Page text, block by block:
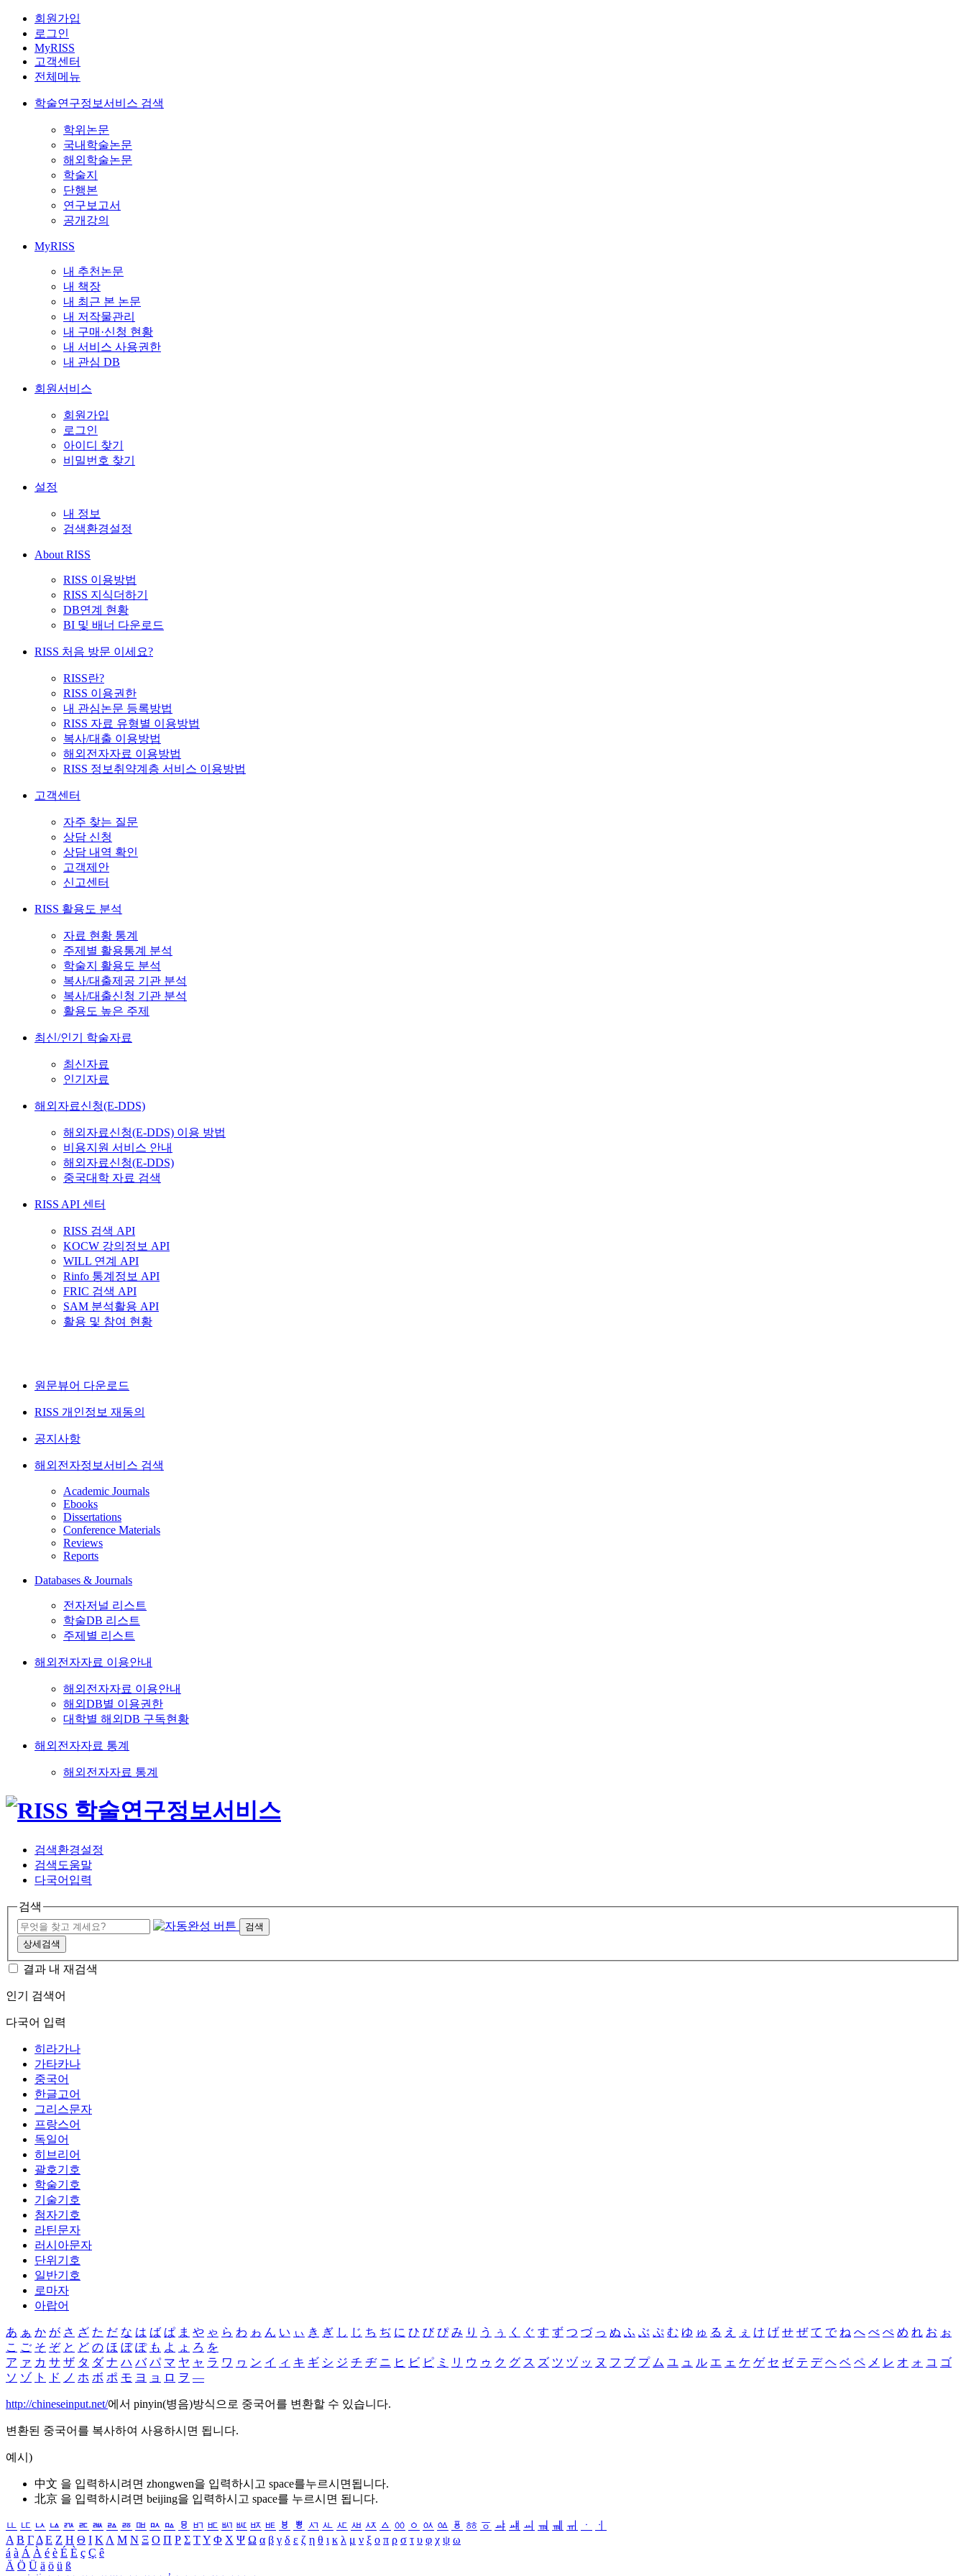
회원가입
로그인
MyRISS
고객센터
전체메뉴
학술연구정보서비스 검색
학위논문
국내학술논문
해외학술논문
학술지
단행본
연구보고서
공개강의
MyRISS
내 추천논문
내 책장
내 최근 본 논문
내 저작물관리
내 구매·신청 현황
내 서비스 사용권한
내 관심 DB
회원서비스
회원가입
로그인
아이디 찾기
비밀번호 찾기
설정
내 정보
검색환경설정
About RISS
RISS 이용방법
RISS 지식더하기
DB연계 현황
BI 및 배너 다운로드
RISS 처음 방문 이세요?
RISS란?
RISS 이용권한
내 관심논문 등록방법
RISS 자료 유형별 이용방법
복사/대출 이용방법
해외전자자료 이용방법
RISS 정보취약계층 서비스 이용방법
고객센터
자주 찾는 질문
상담 신청
상담 내역 확인
고객제안
신고센터
RISS 활용도 분석
자료 현황 통계
주제별 활용통계 분석
학술지 활용도 분석
복사/대출제공 기관 분석
복사/대출신청 기관 분석
활용도 높은 주제
최신/인기 학술자료
최신자료
인기자료
해외자료신청(E-DDS)
해외자료신청(E-DDS) 이용 방법
비용지원 서비스 안내
해외자료신청(E-DDS)
중국대학 자료 검색
RISS API 센터
RISS 검색 API
KOCW 강의정보 API
WILL 연계 API
Rinfo 통계정보 API
FRIC 검색 API
SAM 분석활용 API
활용 및 참여 현황
원문뷰어 다운로드
RISS 개인정보 재동의
공지사항
해외전자정보서비스 검색
Academic Journals
Ebooks
Dissertations
Conference Materials
Reviews
Reports
Databases & Journals
전자저널 리스트
학술DB 리스트
주제별 리스트
해외전자자료 이용안내
해외전자자료 이용안내
해외DB별 이용권한
대학별 해외DB 구독현황
해외전자자료 통계
해외전자자료 통계
검색환경설정
검색도움말
다국어입력
검색
검색
상세검색
결과 내 재검색
인기 검색어
다국어 입력
히라가나
가타카나
중국어
한글고어
그리스문자
프랑스어
독일어
히브리어
괄호기호
학술기호
기술기호
첨자기호
라틴문자
러시아문자
단위기호
일반기호
로마자
아랍어
あ ぁ か が さ ざ た だ な は ば ぱ ま や ゃ ら わ ゎ ん い ぃ き ぎ し じ ち ぢ に ひ び ぴ み り う ぅ く ぐ す ず つ づ っ ぬ ふ ぶ ぷ む ゆ ゅ る え ぇ け げ せ ぜ て で ね へ べ ぺ め れ お ぉ
こ ご そ ぞ と ど の ほ ぼ ぽ も よ ょ ろ を
ア ァ カ サ ザ タ ダ ナ ハ バ パ マ ヤ ャ ラ ワ ヮ ン イ ィ キ ギ シ ジ チ ヂ ニ ヒ ビ ピ ミ リ ウ ゥ ク グ ス ズ ツ ヅ ッ ヌ フ ブ プ ム ユ ュ ル エ ェ ケ ゲ セ ゼ テ デ ヘ ベ ペ メ レ オ ォ コ ゴ
ソ ゾ ト ド ノ ホ ボ ポ モ ヨ ョ ロ ヲ ―
http://chineseinput.net/에서 pinyin(병음)방식으로 중국어를 변환할 수 있습니다.
변환된 중국어를 복사하여 사용하시면 됩니다.
예시)
中文 을 입력하시려면 zhongwen을 입력하시고 space를누르시면됩니다.
北京 을 입력하시려면 beijing을 입력하시고 space를 누르시면 됩니다.
ㅥ ㅦ ㅧ ㅨ ㅩ ㅪ ㅫ ㅬ ㅭ ㅮ ㅯ ㅰ ㅱ ㅲ ㅳ ㅴ ㅵ ㅶ ㅷ ㅸ ㅹ ㅺ ㅻ ㅼ ㅽ ㅾ ㅿ ㆀ ㆁ ㆂ ㆃ ㆄ ㆅ ㆆ ㆇ ㆈ ㆉ ㆊ ㆋ ㆌ ㆍ
ㆎ
Α Β ΓΔ Ε Ζ Η Θ Ι ΚΛ Μ Ν Ξ Ο Π Ρ Σ ΤΥ Φ Χ Ψ Ω α β γ δ ε ζ η θ ι κ λ μ ν ξ ο π ρ σ τ υ φ χ ψ ω
á à Á À é è É È ç Ç ê
Ä Ö Ü ä ö ü ß